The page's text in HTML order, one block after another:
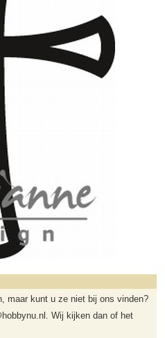
maar kunt u ze niet bij ons vinden?
Wij kijken dan of het